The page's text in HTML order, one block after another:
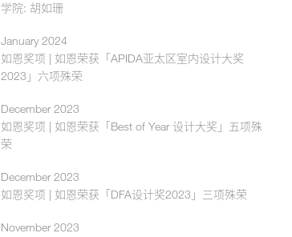
学院: 胡如珊
January 2024
如恩奖项 | 如恩荣获「APIDA亚太区室内设计大奖
2023」六项殊荣
December 2023
如恩奖项 | 如恩荣获「Best of Year 设计大奖」五项殊
荣
December 2023
如恩奖项 | 如恩荣获「DFA设计奖2023」三项殊荣
November 2023